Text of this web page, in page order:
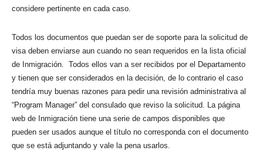
considere pertinente en cada caso.
Todos los documentos que puedan ser de soporte para la solicitud de
visa deben enviarse aun cuando no sean requeridos en la lista oficial
de Inmigración. Todos ellos van a ser recibidos por el Departamento
y tienen que ser considerados en la decisión, de lo contrario el caso
tendría muy buenas razones para pedir una revisión administrativa al
“Program Manager” del consulado que reviso la solicitud. La página
web de Inmigración tiene una serie de campos disponibles que
pueden ser usados aunque el título no corresponda con el documento
que se está adjuntando y vale la pena usarlos.